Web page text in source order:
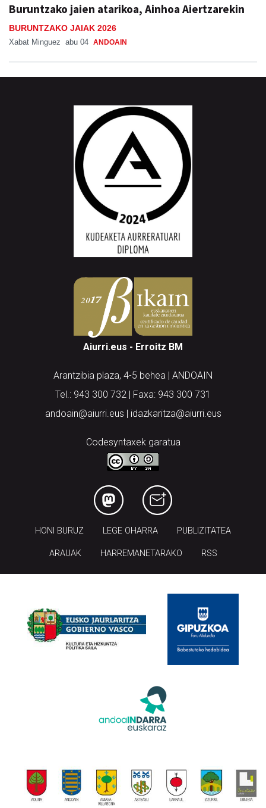
Buruntzako jaien atarikoa, Ainhoa Aiertzarekin
BURUNTZAKO JAIAK 2026
Xabat Minguez abu 04 ANDOAIN
Aiurri.eus - Erroitz BM
Arantzibia plaza, 4-5 behea | ANDOAIN
Tel.: 943 300 732 | Faxa: 943 300 731
andoain@aiurri.eus | idazkaritza@aiurri.eus
Codesyntaxek garatua
HONI BURUZ LEGE OHARRA PUBLIZITATEA
ARAUAK HARREMANETARAKO RSS